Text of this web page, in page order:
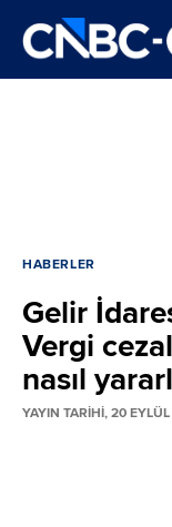
HABERLER
Gelir
Vergi
nasıl
YAYIN TARİHİ, 20